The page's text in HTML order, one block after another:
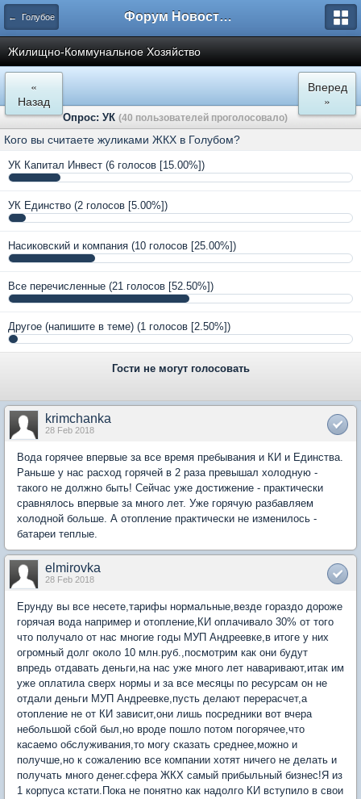
← Голубое Форум Новостройки
Жилищно-Коммунальное Хозяйство
«
Назад
Вперед
»
Опрос: УК (40 пользователей проголосовало)
Кого вы считаете жуликами ЖКХ в Голубом?
УК Капитал Инвест (6 голосов [15.00%])
УК Единство (2 голосов [5.00%])
Насиковский и компания (10 голосов [25.00%])
Все перечисленные (21 голосов [52.50%])
Другое (напишите в теме) (1 голосов [2.50%])
Гости не могут голосовать
krimchanka
28 Feb 2018
Вода горячее впервые за все время пребывания и КИ и Единства.
Раньше у нас расход горячей в 2 раза превышал холодную -
такого не должно быть! Сейчас уже достижение - практически
сравнялось впервые за много лет. Уже горячую разбавляем
холодной больше. А отопление практически не изменилось -
батареи теплые.
elmirovka
28 Feb 2018
Ерунду вы все несете,тарифы нормальные,везде гораздо дороже
горячая вода например и отопление,КИ оплачивало 30% от того
что получало от нас многие годы МУП Андреевке,в итоге у них
огромный долг около 10 млн.руб.,посмотрим как они будут
впредь отдавать деньги,на нас уже много лет наваривают,итак им
уже оплатила сверх нормы и за все месяцы по ресурсам он не
отдали деньги МУП Андреевке,пусть делают перерасчет,а
отопление не от КИ зависит,они лишь посредники вот вчера
небольшой сбой был,но вроде пошло потом погорячее,что
касаемо обслуживания,то могу сказать среднее,можно и
получше,но к сожалению все компании хотят ничего не делать и
получать много денег.сфера ЖКХ самый прибыльный бизнес!Я из
1 корпуса кстати.Пока не понятно как надолго КИ вступило в свои